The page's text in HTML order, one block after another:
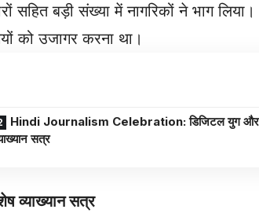
सहित बड़ी संख्या में नागरिकों ने भाग
को उजागर करना था।
Hindi Journalism Celebration: डिजिटल युग और
सत्र
व्याख्यान सत्र